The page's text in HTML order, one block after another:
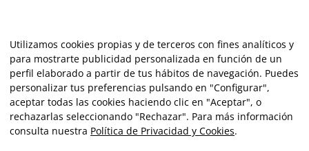
Utilizamos cookies propias y de terceros con fines analíticos y
para mostrarte publicidad personalizada en función de un
perfil elaborado a partir de tus hábitos de navegación. Puedes
personalizar tus preferencias pulsando en "Configurar",
aceptar todas las cookies haciendo clic en "Aceptar", o
rechazarlas seleccionando "Rechazar". Para más información
consulta nuestra Política de Privacidad y Cookies.